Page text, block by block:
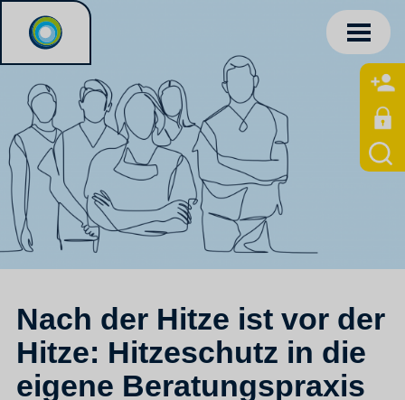
Nach der Hitze ist vor der
Hitze: Hitzeschutz in die
eigene Beratungspraxis